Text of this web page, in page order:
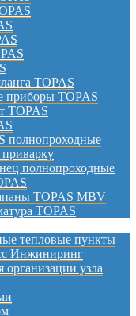
TOPAS
приборы TOPAS
TOPAS
полнопроходные
полнопроходные
TOPAS MBV
TOPAS
тепловые пункты
Инжиниринг
организации узла